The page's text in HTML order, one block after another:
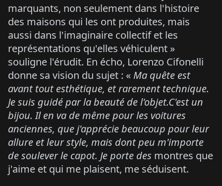
marquants, non seulement dans l'histoire
des maisons qui les ont produites, mais
aussi dans l'imaginaire collectif et les
représentations qu'elles véhiculent »
souligne l'érudit. En écho, Lorenzo Cifonelli
donne sa vision du sujet : « Ma quête est
avant tout esthétique, et rarement technique.
Je suis guidé par la beauté de l'objet.C'est un
bijou. Il en va de même pour les voitures
anciennes, que j'apprécie beaucoup pour leur
allure et leur style, mais dont peu m'importe
de soulever le capot. Je porte des montres que
j'aime et qui me plaisent, me séduisent.